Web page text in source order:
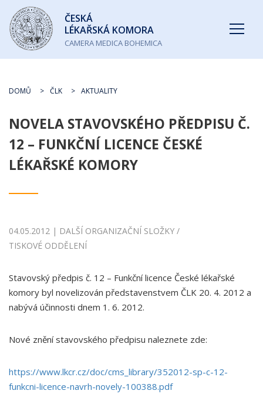
Česká
lékařská
komora
ČESKÁ
LÉKAŘSKÁ KOMORA
CAMERA MEDICA BOHEMICA
DOMŮ ČLK AKTUALITY
NOVELA STAVOVSKÉHO PŘEDPISU Č.
12 – FUNKČNÍ LICENCE ČESKÉ
LÉKAŘSKÉ KOMORY
04.05.2012 | DALŠÍ ORGANIZAČNÍ SLOŽKY /
TISKOVÉ ODDĚLENÍ
Stavovský předpis č. 12 – Funkční licence České lékařské
komory byl novelizován představenstvem ČLK 20. 4. 2012 a
nabývá účinnosti dnem 1. 6. 2012.
Nové znění stavovského předpisu naleznete zde:
https://www.lkcr.cz/doc/cms_library/352012-sp-c-12-
funkcni-licence-navrh-novely-100388.pdf